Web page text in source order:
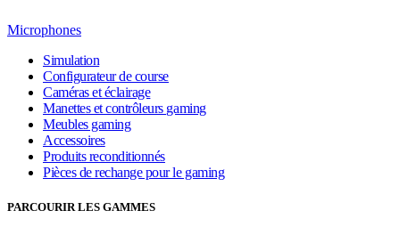
Microphones
Simulation
Configurateur de course
Caméras et éclairage
Manettes et contrôleurs gaming
Meubles gaming
Accessoires
Produits reconditionnés
Pièces de rechange pour le gaming
PARCOURIR LES GAMMES